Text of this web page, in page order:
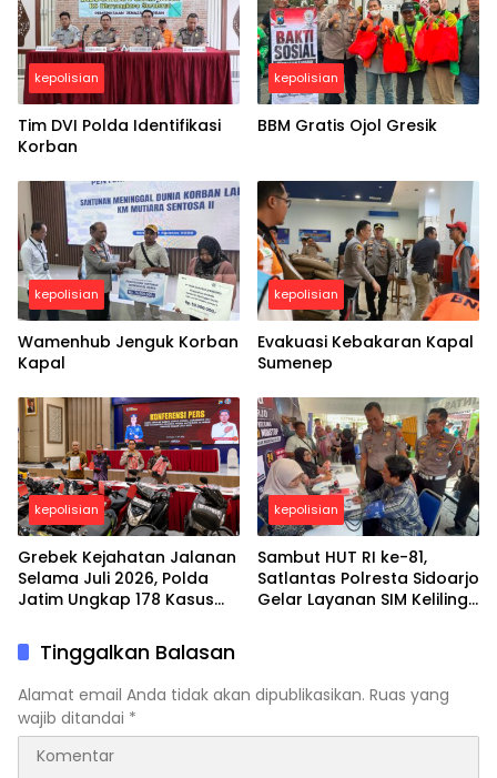
kepolisian
Tim DVI Polda Identifikasi
Korban
kepolisian
BBM Gratis Ojol Gresik
kepolisian
Wamenhub Jenguk Korban
Kapal
kepolisian
Evakuasi Kebakaran Kapal
Sumenep
kepolisian
Grebek Kejahatan Jalanan
Selama Juli 2026, Polda
Jatim Ungkap 178 Kasus
Tersangka
kepolisian
Sambut HUT RI ke-81,
Satlantas Polresta Sidoarjo
Gelar Layanan SIM Keliling
Tinggalkan Balasan
Alamat email Anda tidak akan dipublikasikan. Ruas yang
wajib ditandai *